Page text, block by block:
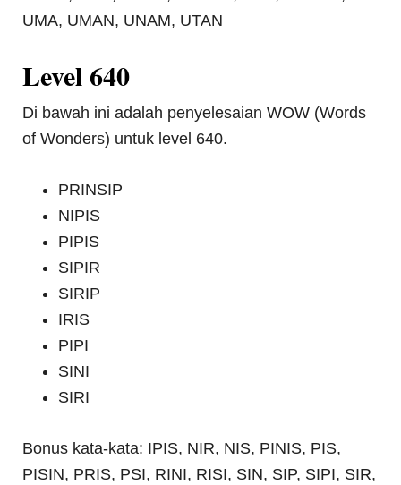
UMA, UMAN, UNAM, UTAN
Level 640
Di bawah ini adalah penyelesaian WOW (Words
of Wonders) untuk level 640.
PRINSIP
NIPIS
PIPIS
SIPIR
SIRIP
IRIS
PIPI
SINI
SIRI
Bonus kata-kata: IPIS, NIR, NIS, PINIS, PIS,
PISIN, PRIS, PSI, RINI, RISI, SIN, SIP, SIPI, SIR,